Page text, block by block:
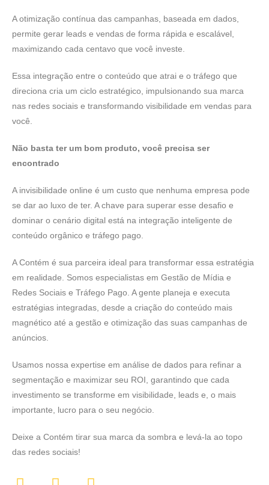
A otimização contínua das campanhas, baseada em dados,
permite gerar leads e vendas de forma rápida e escalável,
maximizando cada centavo que você investe.
Essa integração entre o conteúdo que atrai e o tráfego que
direciona cria um ciclo estratégico, impulsionando sua marca
nas redes sociais e transformando visibilidade em vendas para
você.
Não basta ter um bom produto, você precisa ser
encontrado
A invisibilidade online é um custo que nenhuma empresa pode
se dar ao luxo de ter. A chave para superar esse desafio e
dominar o cenário digital está na integração inteligente de
conteúdo orgânico e tráfego pago.
A Contém é sua parceira ideal para transformar essa estratégia
em realidade. Somos especialistas em Gestão de Mídia e
Redes Sociais e Tráfego Pago. A gente planeja e executa
estratégias integradas, desde a criação do conteúdo mais
magnético até a gestão e otimização das suas campanhas de
anúncios.
Usamos nossa expertise em análise de dados para refinar a
segmentação e maximizar seu ROI, garantindo que cada
investimento se transforme em visibilidade, leads e, o mais
importante, lucro para o seu negócio.
Deixe a Contém tirar sua marca da sombra e levá-la ao topo
das redes sociais!